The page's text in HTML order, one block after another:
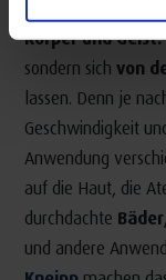
Körper und Geist.
sondern sich von
lassen. Denn je
Geschwindigkeit
Anwendung
auf die Haut, die
durchdachte
und andere